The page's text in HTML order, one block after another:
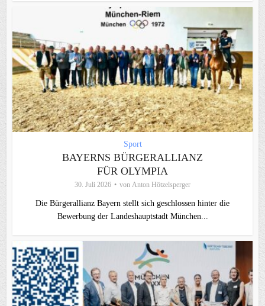
Sport
BAYERNS BÜRGERALLIANZ
FÜR OLYMPIA
30. Juli 2026 von Anton Hötzelsperger
Die Bürgerallianz Bayern stellt sich geschlossen hinter die
Bewerbung der Landeshauptstadt München...